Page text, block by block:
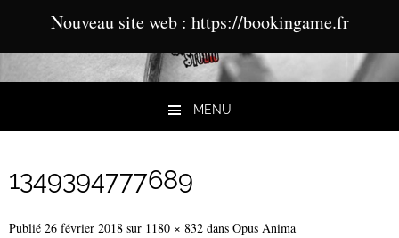
MENU
1349394777689
Publié 26 février 2018 sur 1180 × 832 dans Opus Anima
Nouveau site web : https://bookingame.fr